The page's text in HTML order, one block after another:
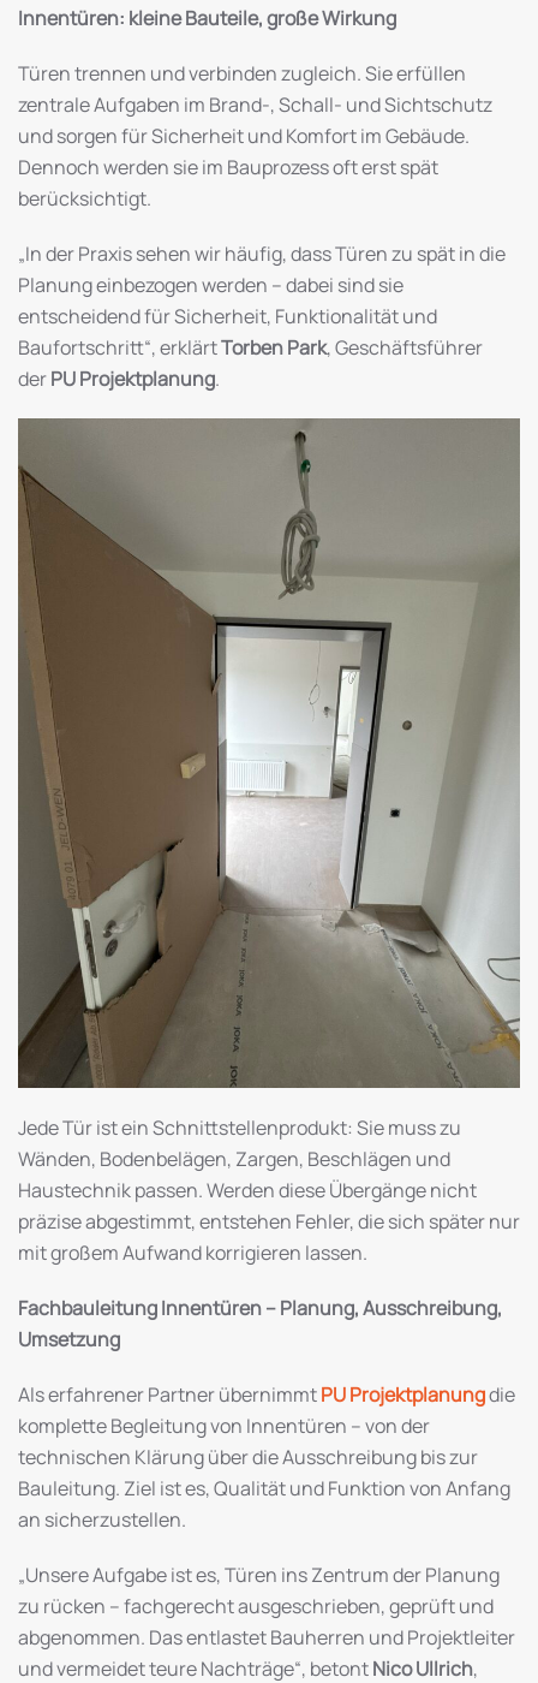
Innentüren: kleine Bauteile, große Wirkung
Türen trennen und verbinden zugleich. Sie erfüllen
zentrale Aufgaben im Brand-, Schall- und Sichtschutz
und sorgen für Sicherheit und Komfort im Gebäude.
Dennoch werden sie im Bauprozess oft erst spät
berücksichtigt.
„In der Praxis sehen wir häufig, dass Türen zu spät in die
Planung einbezogen werden – dabei sind sie
entscheidend für Sicherheit, Funktionalität und
Baufortschritt“, erklärtTorben Park, Geschäftsführer
derPU Projektplanung.
Jede Tür ist ein Schnittstellenprodukt: Sie muss zu
Wänden, Bodenbelägen, Zargen, Beschlägen und
Haustechnik passen. Werden diese Übergänge nicht
präzise abgestimmt, entstehen Fehler, die sich später nur
mit großem Aufwand korrigieren lassen.
Fachbauleitung Innentüren – Planung, Ausschreibung,
Umsetzung
Als erfahrener Partner übernimmtPU Projektplanungdie
komplette Begleitung von Innentüren – von der
technischen Klärung über die Ausschreibung bis zur
Bauleitung. Ziel ist es, Qualität und Funktion von Anfang
an sicherzustellen.
„Unsere Aufgabe ist es, Türen ins Zentrum der Planung
zu rücken – fachgerecht ausgeschrieben, geprüft und
abgenommen. Das entlastet Bauherren und Projektleiter
und vermeidet teure Nachträge“, betontNico Ullrich,